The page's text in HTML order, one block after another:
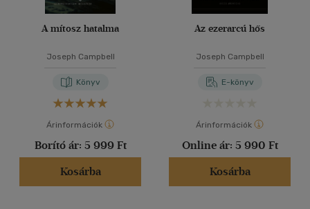
A mítosz hatalma
Joseph Campbell
Könyv
Árinformációk
Borító ár: 5 999 Ft
Kosárba
Az ezerarcú hős
Joseph Campbell
E-könyv
Árinformációk
Online ár: 5 990 Ft
Kosárba